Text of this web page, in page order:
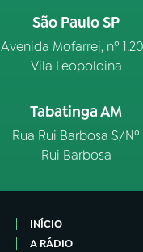
São Paulo SP
Avenida Mofarrej, nº
Vila Leopoldina
Tabatinga AM
Rua Rui Barbosa S/Nº
Rui Barbosa
INÍCIO
A RÁDIO